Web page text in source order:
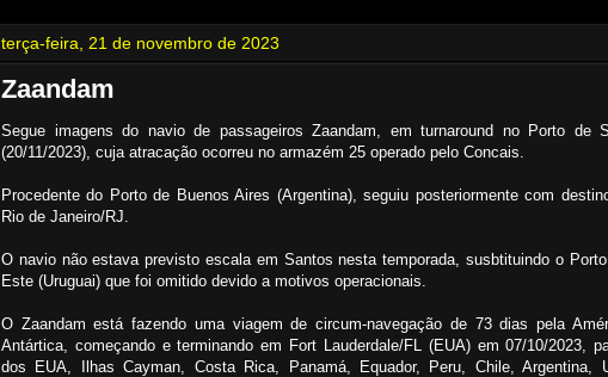
terça-feira, 21 de novembro de 2023
Zaandam
Segue imagens do navio de passageiros Zaandam, em turnaround no Porto de
(20/11/2023), cuja atracação ocorreu no armazém 25 operado pelo Concais.
Procedente do Porto de Buenos Aires (Argentina), seguiu posteriormente com
Rio de Janeiro/RJ.
O navio não estava previsto escala em Santos nesta temporada, susbtituindo o
Este (Uruguai) que foi omitido devido a motivos operacionais.
O Zaandam está fazendo uma viagem de circum-navegação de 73 dias pela
Antártica, começando e terminando em Fort Lauderdale/FL (EUA) em 07/10/2023,
dos EUA, Ilhas Cayman, Costa Rica, Panamá, Equador, Peru, Chile, Argentina,